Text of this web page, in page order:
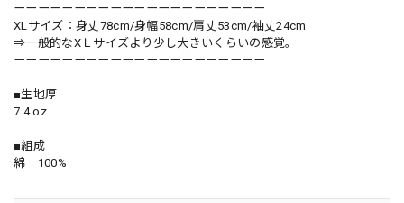
ーーーーーーーーーーーーーーーーーーーーー
XLサイズ：身丈78cm/身幅58cm/肩丈53cm/袖丈24cm
⇒一般的なXＬサイズより少し大きいくらいの感覚。
ーーーーーーーーーーーーーーーーーーーーー
■生地厚
7.4 oz
■組成
綿 100%